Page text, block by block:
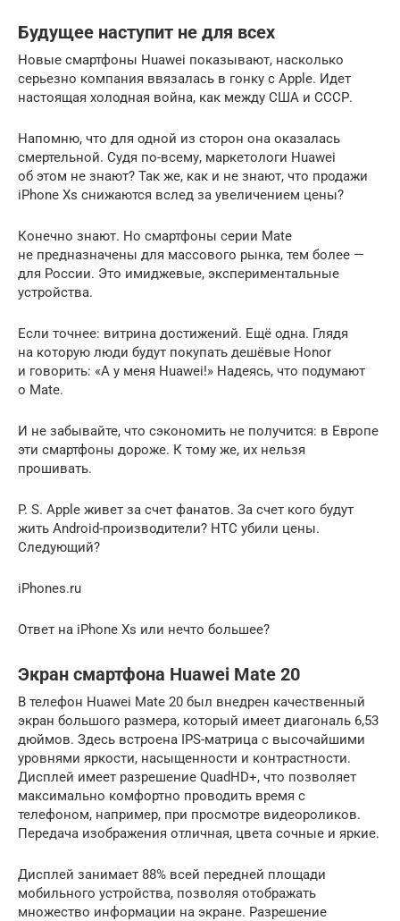
Будущее наступит не для всех
Новые смартфоны Huawei показывают, насколько
серьезно компания ввязалась в гонку с Apple. Идет
настоящая холодная война, как между США и СССР.
Напомню, что для одной из сторон она оказалась
смертельной. Судя по-всему, маркетологи Huawei
об этом не знают? Так же, как и не знают, что продажи
iPhone Xs снижаются вслед за увеличением цены?
Конечно знают. Но смартфоны серии Mate
не предназначены для массового рынка, тем более —
для России. Это имиджевые, экспериментальные
устройства.
Если точнее: витрина достижений. Ещё одна. Глядя
на которую люди будут покупать дешёвые Honor
и говорить: «А у меня Huawei!» Надеясь, что подумают
о Mate.
И не забывайте, что сэкономить не получится: в Европе
эти смартфоны дороже. К тому же, их нельзя
прошивать.
P. S. Apple живет за счет фанатов. За счет кого будут
жить Android-производители? HTC убили цены.
Следующий?
iPhones.ru
Ответ на iPhone Xs или нечто большее?
Экран смартфона Huawei Mate 20
В телефон Huawei Mate 20 был внедрен качественный
экран большого размера, который имеет диагональ 6,53
дюймов. Здесь встроена IPS-матрица с высочайшими
уровнями яркости, насыщенности и контрастности.
Дисплей имеет разрешение QuadHD+, что позволяет
максимально комфортно проводить время с
телефоном, например, при просмотре видеороликов.
Передача изображения отличная, цвета сочные и яркие.
Дисплей занимает 88% всей передней площади
мобильного устройства, позволяя отображать
множество информации на экране. Разрешение